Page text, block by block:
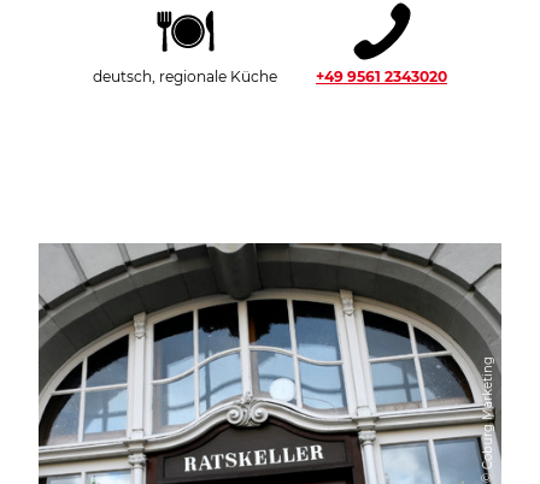
deutsch, regionale Küche +49 9561 2343020
© Coburg Marketing